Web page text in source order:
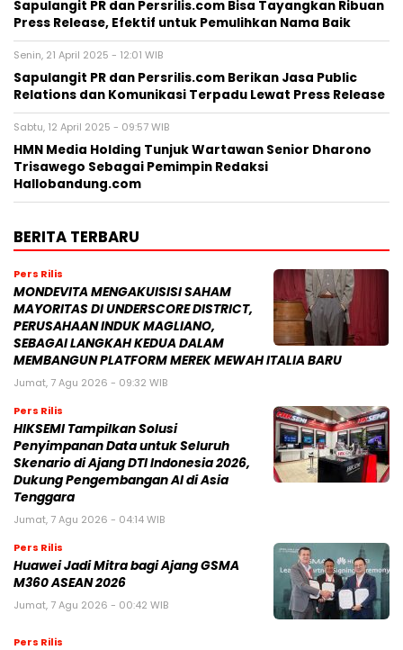
Sapulangit PR dan Persrilis.com Bisa Tayangkan Ribuan
Press Release, Efektif untuk Pemulihkan Nama Baik
Senin, 21 April 2025 - 12:01 WIB
Sapulangit PR dan Persrilis.com Berikan Jasa Public
Relations dan Komunikasi Terpadu Lewat Press Release
Sabtu, 12 April 2025 - 09:57 WIB
HMN Media Holding Tunjuk Wartawan Senior Dharono
Trisawego Sebagai Pemimpin Redaksi
Hallobandung.com
BERITA TERBARU
Pers Rilis
MONDEVITA MENGAKUISISI SAHAM
MAYORITAS DI UNDERSCORE DISTRICT,
PERUSAHAAN INDUK MAGLIANO,
SEBAGAI LANGKAH KEDUA DALAM
MEMBANGUN PLATFORM MEREK MEWAH ITALIA BARU
Jumat, 7 Agu 2026 - 09:32 WIB
Pers Rilis
HIKSEMI Tampilkan Solusi
Penyimpanan Data untuk Seluruh
Skenario di Ajang DTI Indonesia 2026,
Dukung Pengembangan AI di Asia
Tenggara
Jumat, 7 Agu 2026 - 04:14 WIB
Pers Rilis
Huawei Jadi Mitra bagi Ajang GSMA
M360 ASEAN 2026
Jumat, 7 Agu 2026 - 00:42 WIB
Pers Rilis